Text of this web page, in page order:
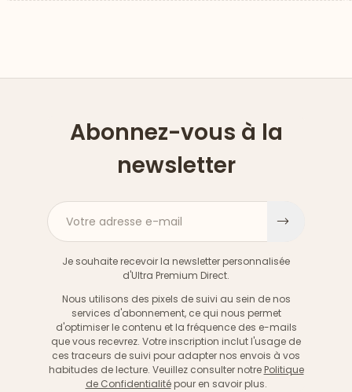
Abonnez-vous à la
newsletter
Votre adresse e-mail
Je souhaite recevoir la newsletter personnalisée
d'Ultra Premium Direct.
Nous utilisons des pixels de suivi au sein de nos
services d'abonnement, ce qui nous permet
d'optimiser le contenu et la fréquence des e-mails
que vous recevrez. Votre inscription inclut l'usage de
ces traceurs de suivi pour adapter nos envois à vos
habitudes de lecture. Veuillez consulter notre Politique
de Confidentialitépour en savoir plus.